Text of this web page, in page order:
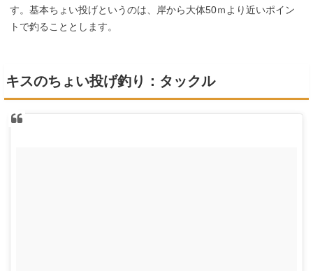
す。基本ちょい投げというのは、岸から大体50ｍより近いポイン
トで釣ることとします。
キスのちょい投げ釣り：タックル